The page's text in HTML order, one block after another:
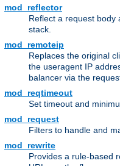
mod_reflector
Reflect a request body
stack.
mod_remoteip
Replaces the original
the useragent IP
balancer via the
mod_reqtimeout
Set timeout and
mod_request
Filters to handle and
mod_rewrite
Provides a rule-based